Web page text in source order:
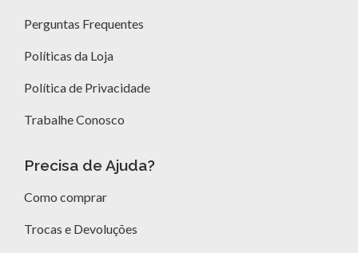
Perguntas Frequentes
Políticas da Loja
Política de Privacidade
Trabalhe Conosco
Precisa de Ajuda?
Como comprar
Trocas e Devoluções